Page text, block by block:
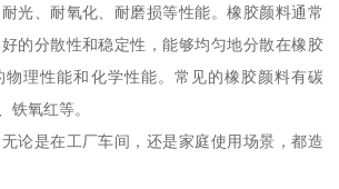
光、耐氧化、耐磨损等性能。橡胶颜料通常
的分散性和稳定性，能够均匀地分散在橡胶
物理性能和化学性能。常见的橡胶颜料有碳
铁氧红等。
论是在工厂车间，还是家庭使用场景，都造